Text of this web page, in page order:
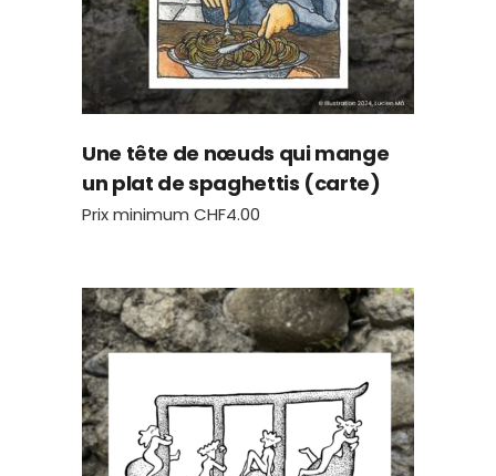
Une tête de nœuds qui mange
un plat de spaghettis (carte)
Prix minimum CHF4.00